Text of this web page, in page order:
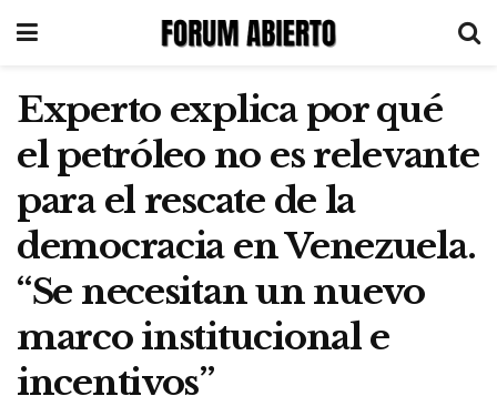
Experto explica por qué
el petróleo no es relevante
para el rescate de la
democracia en Venezuela.
“Se necesitan un nuevo
marco institucional e
incentivos”